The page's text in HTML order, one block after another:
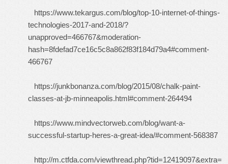
https://www.tekargus.com/blog/top-10-internet-of-things-
technologies-2017-and-2018/?
unapproved=466767&moderation-
hash=8fdefad7ce16c5c8a862f83f184d79a4#comment-
466767
https://junkbonanza.com/blog/2015/08/chalk-paint-
classes-at-jb-minneapolis.html#comment-264494
https://www.mindvectorweb.com/blog/want-a-
successful-startup-heres-a-great-idea/#comment-568387
http://m.ctfda.com/viewthread.php?tid=12419097&extra=